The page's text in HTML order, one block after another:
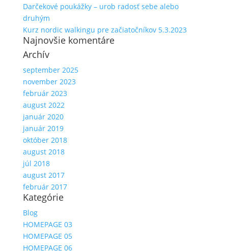
Darčekové poukážky – urob radosť sebe alebo
druhým
Kurz nordic walkingu pre začiatočníkov 5.3.2023
Najnovšie komentáre
Archív
september 2025
november 2023
február 2023
august 2022
január 2020
január 2019
október 2018
august 2018
júl 2018
august 2017
február 2017
Kategórie
Blog
HOMEPAGE 03
HOMEPAGE 05
HOMEPAGE 06